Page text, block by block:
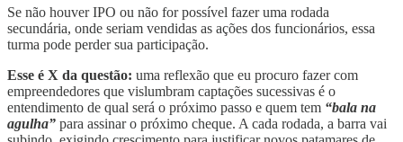
Se não houver IPO ou não for possível fazer uma rodada
secundária, onde seriam vendidas as ações dos funcionários, essa
turma pode perder sua participação.
Esse é X da questão: uma reflexão que eu procuro fazer com
empreendedores que vislumbram captações sucessivas é o
entendimento de qual será o próximo passo e quem tem “bala na
agulha” para assinar o próximo cheque. A cada rodada, a barra vai